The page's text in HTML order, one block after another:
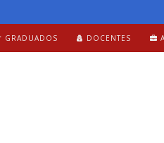
GRADUADOS DOCENTES